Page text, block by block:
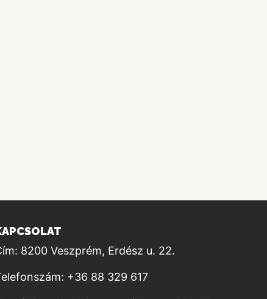
8200 Veszprém, Erdész u. 22.
+36 88 329 617